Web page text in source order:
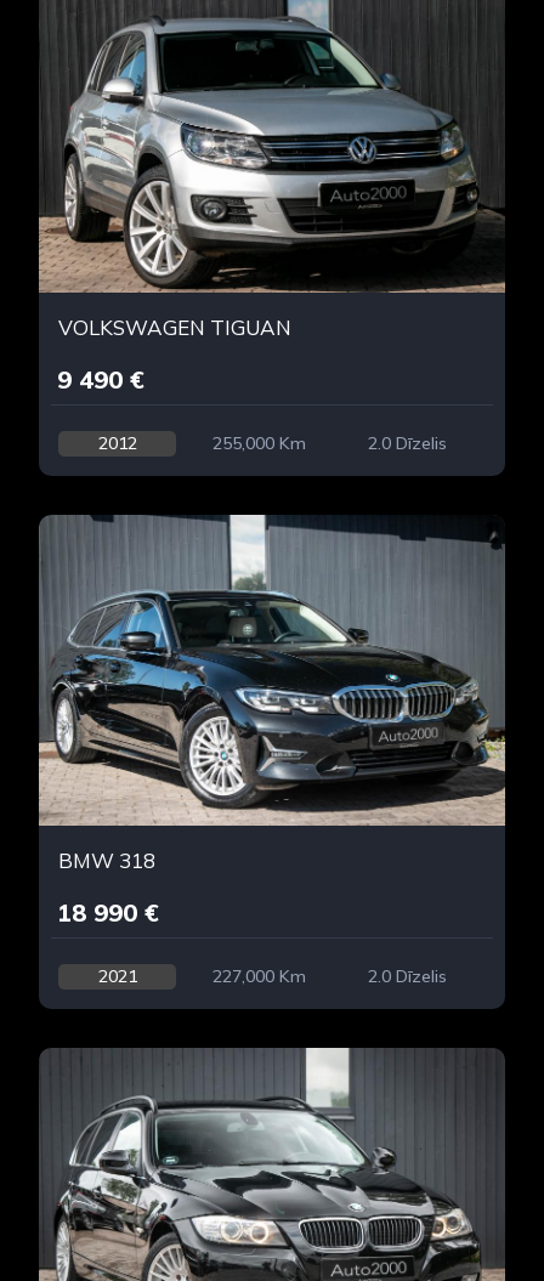
VOLKSWAGEN TIGUAN
9 490 €
2012 255,000 Km 2.0 Dīzelis
BMW 318
18 990 €
2021 227,000 Km 2.0 Dīzelis